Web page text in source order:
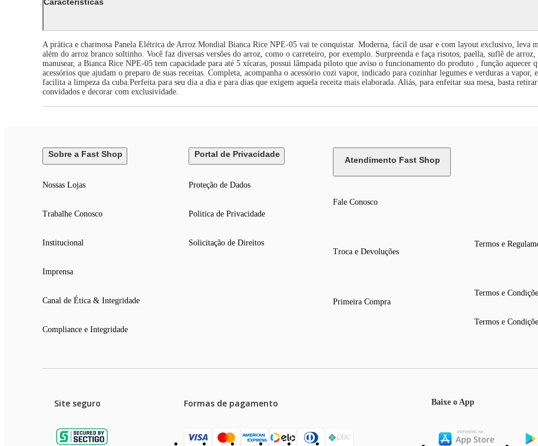
A prática e charmosa Panela Elétrica de Arroz Mondial Bianca Rice NPE-05 vai te conquistar. Moderna, fácil de usar e com layout exclusivo, leva
além do arroz branco soltinho. Você faz diversas versões do arroz, como o carreteiro, por exemplo. Surpreenda e faça risotos, paella, suflê de
manusear, a Bianca Rice NPE-05 tem capacidade para até 5 xícaras, possui lâmpada piloto que aviso o funcionamento do produto , função aquecer
acessórios que ajudam o preparo de suas receitas. Completa, acompanha o acessório cozi vapor, indicado para cozinhar legumes e verduras a
facilita a limpeza da cuba.Perfeita para seu dia a dia e para dias que exigem aquela receita mais elaborada. Aliás, para enfeitar sua mesa, basta
convidados e decorar com exclusividade.
Sobre a Fast Shop
Nossas Lojas
Trabalhe Conosco
Institucional
Imprensa
Canal de Ética & Integridade
Compliance e Integridade
Portal de Privacidade
Proteção de Dados
Politica de Privacidade
Solicitação de Direitos
Atendimento Fast Shop
Fale Conosco
Troca e Devoluções
Primeira Compra
Termos e
Termos e
Termos e
Site seguro Formas de pagamento Baixe o App